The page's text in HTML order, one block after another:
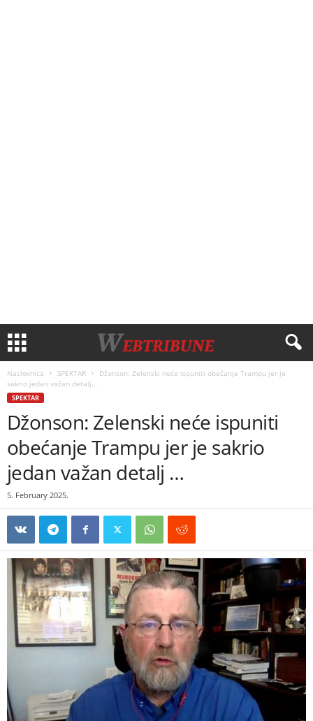
Naslovnica SPEKTAR
Džonson: Zelenski neće ispuniti obećanje Trampu jer je
sakrio jedan važan detalj...
SPEKTAR
Džonson: Zelenski neće ispuniti
obećanje Trampu jer je sakrio
jedan važan detalj …
5. February 2025.